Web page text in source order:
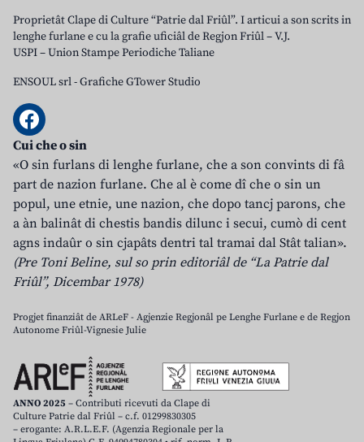
Proprietât Clape di Culture “Patrie dal Friûl”. I articui a son scrits in
lenghe furlane e cu la grafie uficiâl de Regjon Friûl – V.J.
USPI – Union Stampe Periodiche Taliane
ENSOUL srl-Grafiche GTower Studio
Cui che o sin
«O sin furlans di lenghe furlane, che a son convints di fâ
part de nazion furlane. Che al è come dî che o sin un
popul, une etnie, une nazion, che dopo tancj parons, che
a àn balinât di chestis bandis dilunc i secui, cumò di cent
agns indaûr o sin cjapâts dentri tal tramai dal Stât talian».
(Pre Toni Beline, sul so prin editoriâl de “La Patrie dal
Friûl”, Dicembar 1978)
Progjet finanziât de ARLeF - Agjenzie Regjonâl pe Lenghe Furlane e de Regjon
Autonome Friûl-Vignesie Julie
ANNO 2025 – Contributi ricevuti da Clape di
Culture Patrie dal Friûl – c.f. 01299830305
– erogante: A.R.L.E.F. (Agenzia Regionale per la